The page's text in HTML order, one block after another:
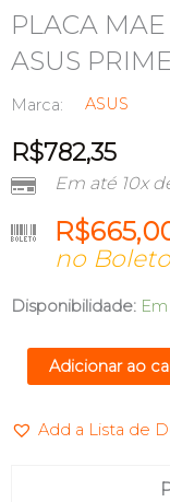
PLACA
ASUS
Marca: ASUS
R$782,35
Em até 10x
R$
no
Disponibilidade:
PLACA
LGA1200
DDR4
ASUS
Adicionar ao
Add a Lista de